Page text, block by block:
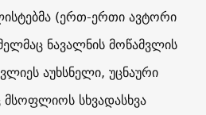
(ერთ-ერთი ავტორი
ნავალნის მოწამვლის
აუხსნელი, უცნაური
სხვადასხვა